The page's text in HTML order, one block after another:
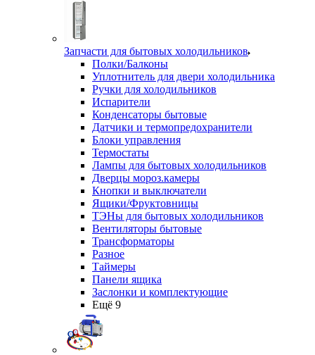
Запчасти для бытовых холодильников
Полки/Балконы
Уплотнитель для двери холодильника
Ручки для холодильников
Испарители
Конденсаторы бытовые
Датчики и термопредохранители
Блоки управления
Термостаты
Лампы для бытовых холодильников
Дверцы мороз.камеры
Кнопки и выключатели
Ящики/Фруктовницы
ТЭНы для бытовых холодильников
Вентиляторы бытовые
Трансформаторы
Разное
Таймеры
Панели ящика
Заслонки и комплектующие
Ещё 9